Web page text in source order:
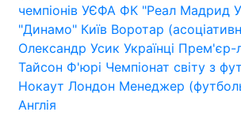
чемпіонів УЄФА ФК "Реал Мадрид
"Динамо" Київ Воротар
Олександр Усик Українці Прем'єр-
Тайсон Ф'юрі Чемпіонат світу з
Нокаут Лондон Менеджер
Англія